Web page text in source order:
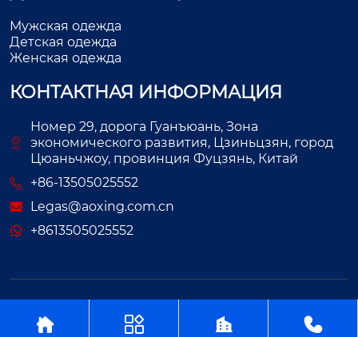
Мужская одежда
Детская одежда
Женская одежда
КОНТАКТНАЯ ИНФОРМАЦИЯ
Номер 29, дорога Гуанъюань, Зона
экономического развития, Цзиньцзян, город
Цюаньчжоу, провинция Фуцзянь, Китай
+86-13505025552
Legas@aoxing.com.cn
+8613505025552
   